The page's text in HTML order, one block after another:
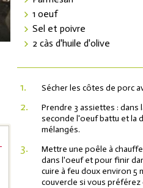
1 oeuf
Sel et poivre
2 càs d'huile d'olive
1. Sécher les côtes de porc
2.
Prendre 3 assiettes : dans
seconde l'oeuf battu et la
mélangés.
3.
Mettre une poêle à
dans l'oeuf et pour finir
cuire à feu doux environ 5
couvercle si vous